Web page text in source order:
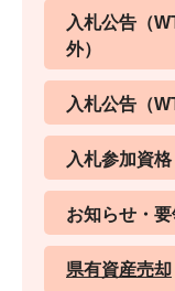
入札公告（
外）
入札公告（
入札参加資格
お知らせ・
県有資産売却